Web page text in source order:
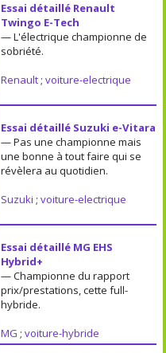
Essai détaillé Renault
Twingo E-Tech
— L'électrique championne de
sobriété.
Renault; voiture-electrique
Essai détaillé Suzuki e-Vitara
— Pas une championne mais
une bonne à tout faire qui se
révèlera au quotidien.
Suzuki ; voiture-electrique
Essai détaillé MG EHS
Hybrid+
— Championne du rapport
prix/prestations, cette full-
hybride.
MG ; voiture-hybride